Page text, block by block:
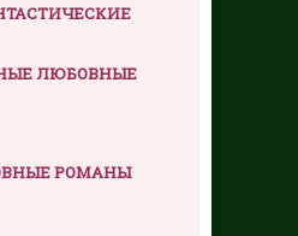
ЛЮБОВНЫЕ
РОМАНЫ